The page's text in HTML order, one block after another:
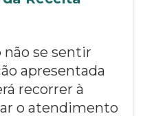
não se sentir
apresentada
recorrer à
o atendimento